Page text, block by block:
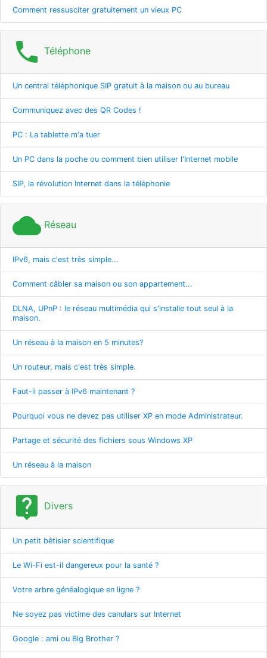
Comment ressusciter gratuitement un vieux PC
phone Téléphone
Un central téléphonique SIP gratuit à la maison ou au bureau
Communiquez avec des QR Codes !
PC : La tablette m'a tuer
Un PC dans la poche ou comment bien utiliser l'Internet mobile
SIP, la révolution Internet dans la téléphonie
cloud Réseau
IPv6, mais c'est très simple...
Comment câbler sa maison ou son appartement...
DLNA, UPnP : le réseau multimédia qui s'installe tout seul à la
maison.
Un réseau à la maison en 5 minutes?
Un routeur, mais c'est très simple.
Faut-il passer à IPv6 maintenant ?
Pourquoi vous ne devez pas utiliser XP en mode Administrateur.
Partage et sécurité des fichiers sous Windows XP
Un réseau à la maison
live_help Divers
Un petit bêtisier scientifique
Le Wi-Fi est-il dangereux pour la santé ?
Votre arbre généalogique en ligne ?
Ne soyez pas victime des canulars sur Internet
Google : ami ou Big Brother ?